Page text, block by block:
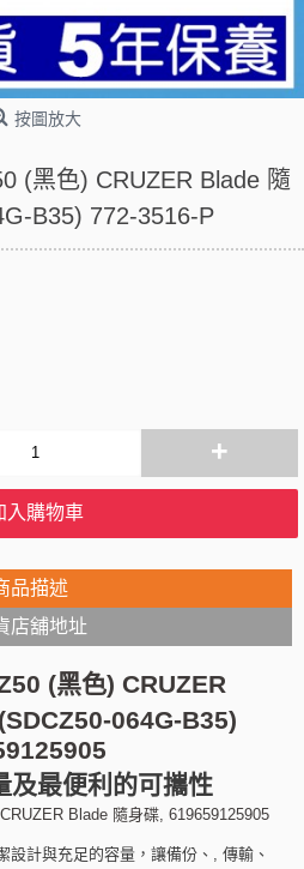
按圖放大
(黑色) CRUZER Blade 隨
B35) 772-3516-P
+
入購物車
品描述
店舖地址
(黑色) CRUZER
064G-B35)
及最便利的可攜性
Blade 隨身碟, 619659125905
設計與充足的容量，讓備份、
傳輸、